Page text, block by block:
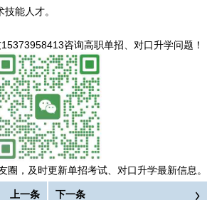
能人才。
咨询高职单招、对口升学问题 ！
圈，及时更新单招考试、对口升学最新信息。
上一条 下一条